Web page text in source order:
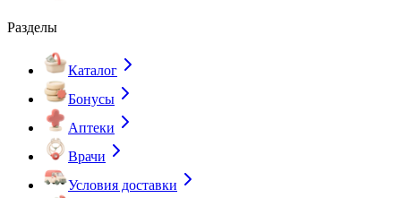
Разделы
Каталог
Бонусы
Аптеки
Врачи
Условия доставки